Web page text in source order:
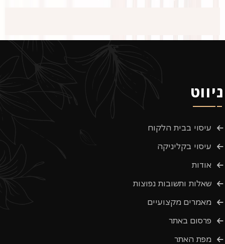
ניווט
עיסוי בבית הלקוח
עיסוי בקליניקה
אודות
שאלות ותשובות נפוצות
מאמרים מקצועיים
פרסום באתר
מפת האתר